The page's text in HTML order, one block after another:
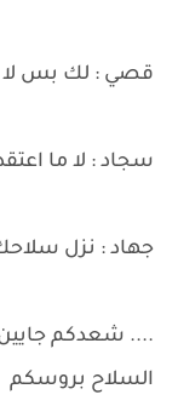
قصي : لك بس لا
سجاد : لا ما
جهاد : نزل
.... شعدكم جايين
السلاح بروسكم